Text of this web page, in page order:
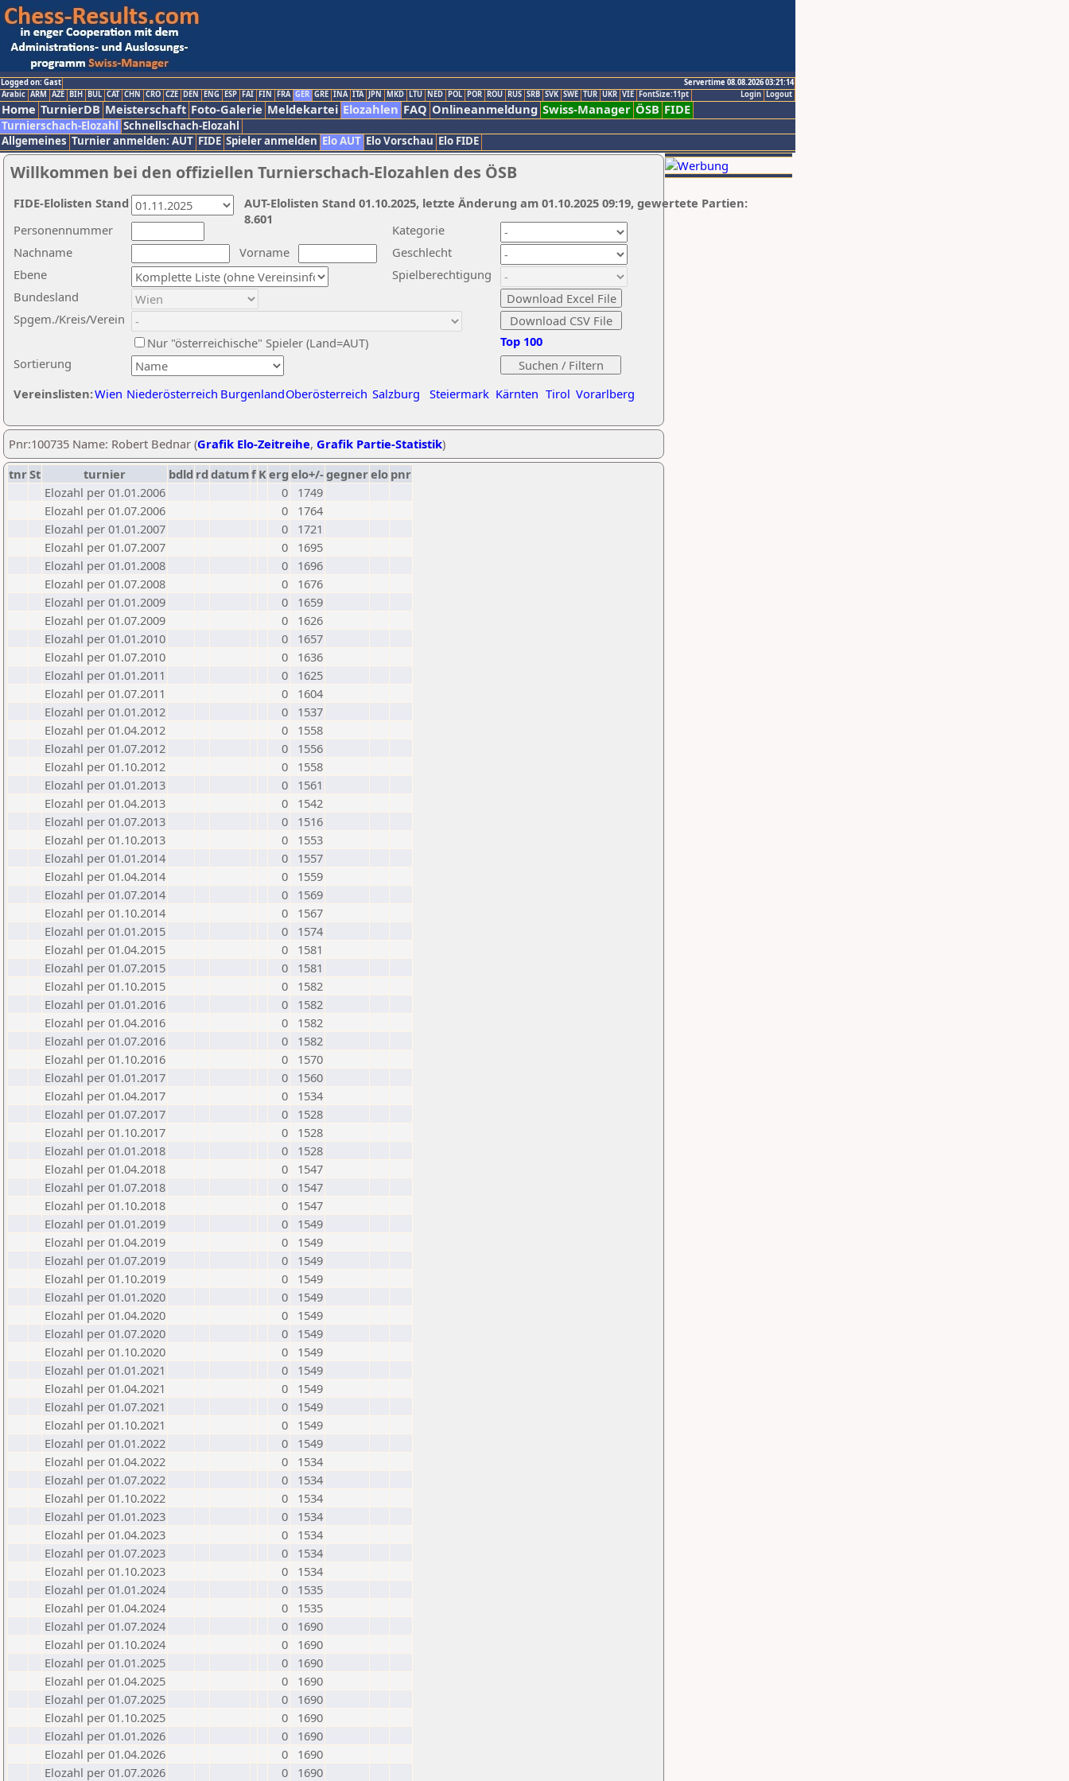
Logged on: Gast
Servertime 08.08.2026 03:21:14
Logout
Login
Arabic ARM AZE BIH BUL CAT CHN CRO CZE DEN ENG ESP FAI FIN FRA GER GRE INA ITA JPN MKD LTU NED POL POR ROU RUS SRB SVK SWE TUR UKR VIE FontSize:11pt
Home TurnierDB Meisterschaft Foto-Galerie Meldekartei Elozahlen FAQ Onlineanmeldung Swiss-Manager ÖSB FIDE
Turnierschach-Elozahl Schnellschach-Elozahl
Allgemeines Turnier anmelden: AUT FIDE Spieler anmelden Elo AUT Elo Vorschau Elo FIDE
Willkommen bei den offiziellen Turnierschach-Elozahlen des ÖSB
Nachname
Vorname
Ebene
Kategorie
Sortierung
Personennummer
Bundesland
Spgem./Kreis/Verein
Geschlecht
Nur "österreichische" Spieler (Land=AUT)
Spielberechtigung
Vereinslisten:Wien Niederösterreich BurgenlandOberösterreich Salzburg Steiermark Kärnten Tirol Vorarlberg
Top 100
AUT-Elolisten Stand 01.10.2025, letzte Änderung am 01.10.2025 09:19, gewertete Partien:
8.601
FIDE-Elolisten Stand
Pnr:100735 Name: Robert Bednar (Grafik Elo-Zeitreihe, Grafik Partie-Statistik)
tnrSt turnier bdld rd datumf Kerg elo+/-gegnerelo pnr
Elozahl per 01.01.2006
0
1749
Elozahl per 01.07.2006
0
1764
Elozahl per 01.01.2007
0
1721
Elozahl per 01.07.2007
0
1695
Elozahl per 01.01.2008
0
1696
Elozahl per 01.07.2008
0
1676
Elozahl per 01.01.2009
0
1659
Elozahl per 01.07.2009
0
1626
Elozahl per 01.01.2010
0
1657
Elozahl per 01.07.2010
0
1636
Elozahl per 01.01.2011
0
1625
Elozahl per 01.07.2011
0
1604
Elozahl per 01.01.2012
0
1537
Elozahl per 01.04.2012
0
1558
Elozahl per 01.07.2012
0
1556
Elozahl per 01.10.2012
0
1558
Elozahl per 01.01.2013
0
1561
Elozahl per 01.04.2013
0
1542
Elozahl per 01.07.2013
0
1516
Elozahl per 01.10.2013
0
1553
Elozahl per 01.01.2014
0
1557
Elozahl per 01.04.2014
0
1559
Elozahl per 01.07.2014
0
1569
Elozahl per 01.10.2014
0
1567
Elozahl per 01.01.2015
0
1574
Elozahl per 01.04.2015
0
1581
Elozahl per 01.07.2015
0
1581
Elozahl per 01.10.2015
0
1582
Elozahl per 01.01.2016
0
1582
Elozahl per 01.04.2016
0
1582
Elozahl per 01.07.2016
0
1582
Elozahl per 01.10.2016
0
1570
Elozahl per 01.01.2017
0
1560
Elozahl per 01.04.2017
0
1534
Elozahl per 01.07.2017
0
1528
Elozahl per 01.10.2017
0
1528
Elozahl per 01.01.2018
0
1528
Elozahl per 01.04.2018
0
1547
Elozahl per 01.07.2018
0
1547
Elozahl per 01.10.2018
0
1547
Elozahl per 01.01.2019
0
1549
Elozahl per 01.04.2019
0
1549
Elozahl per 01.07.2019
0
1549
Elozahl per 01.10.2019
0
1549
Elozahl per 01.01.2020
0
1549
Elozahl per 01.04.2020
0
1549
Elozahl per 01.07.2020
0
1549
Elozahl per 01.10.2020
0
1549
Elozahl per 01.01.2021
0
1549
Elozahl per 01.04.2021
0
1549
Elozahl per 01.07.2021
0
1549
Elozahl per 01.10.2021
0
1549
Elozahl per 01.01.2022
0
1549
Elozahl per 01.04.2022
0
1534
Elozahl per 01.07.2022
0
1534
Elozahl per 01.10.2022
0
1534
Elozahl per 01.01.2023
0
1534
Elozahl per 01.04.2023
0
1534
Elozahl per 01.07.2023
0
1534
Elozahl per 01.10.2023
0
1534
Elozahl per 01.01.2024
0
1535
Elozahl per 01.04.2024
0
1535
Elozahl per 01.07.2024
0
1690
Elozahl per 01.10.2024
0
1690
Elozahl per 01.01.2025
0
1690
Elozahl per 01.04.2025
0
1690
Elozahl per 01.07.2025
0
1690
Elozahl per 01.10.2025
0
1690
Elozahl per 01.01.2026
0
1690
Elozahl per 01.04.2026
0
1690
Elozahl per 01.07.2026
0 1690